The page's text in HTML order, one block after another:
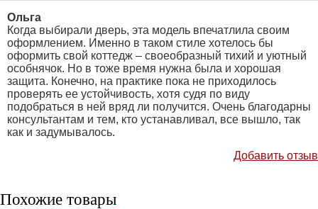
Ольга
Когда выбирали дверь, эта модель впечатлила своим
оформлением. Именно в таком стиле хотелось бы
оформить свой коттедж – своеобразный тихий и уютный
особнячок. Но в тоже время нужна была и хорошая
защита. Конечно, на практике пока не приходилось
проверять ее устойчивость, хотя судя по виду
подобраться в ней вряд ли получится. Очень благодарны
консультантам и тем, кто устанавливал, все вышло, так
как и задумывалось.
Добавить отзыв
Похожие товары